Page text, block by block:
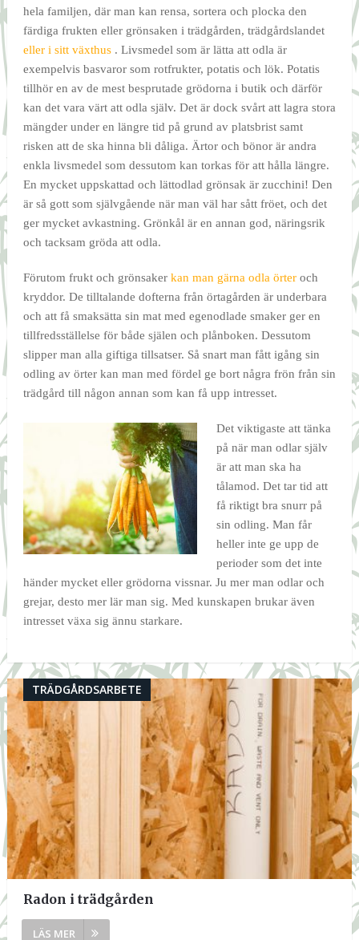
hela familjen, där man kan rensa, sortera och plocka den
färdiga frukten eller grönsaken i trädgården, trädgårdslandet
eller i sitt växthus. Livsmedel som är lätta att odla är
exempelvis basvaror som rotfrukter, potatis och lök. Potatis
tillhör en av de mest besprutade grödorna i butik och därför
kan det vara värt att odla själv. Det är dock svårt att lagra stora
mängder under en längre tid på grund av platsbrist samt
risken att de ska hinna bli dåliga. Ärtor och bönor är andra
enkla livsmedel som dessutom kan torkas för att hålla längre.
En mycket uppskattad och lättodlad grönsak är zucchini! Den
är så gott som självgående när man väl har sått fröet, och det
ger mycket avkastning. Grönkål är en annan god, näringsrik
och tacksam gröda att odla.
Förutom frukt och grönsaker kan man gärna odla örteroch
kryddor. De tilltalande dofterna från örtagården är underbara
och att få smaksätta sin mat med egenodlade smaker ger en
tillfredsställelse för både själen och plånboken. Dessutom
slipper man alla giftiga tillsatser. Så snart man fått igång sin
odling av örter kan man med fördel ge bort några frön från sin
trädgård till någon annan som kan få upp intresset.
Det viktigaste att tänka
på när man odlar själv
är att man ska ha
tålamod. Det tar tid att
få riktigt bra snurr på
sin odling. Man får
heller inte ge upp de
perioder som det inte
händer mycket eller grödorna vissnar. Ju mer man odlar och
grejar, desto mer lär man sig. Med kunskapen brukar även
intresset växa sig ännu starkare.
TRÄDGÅRDSARBETE
Radon i trädgården